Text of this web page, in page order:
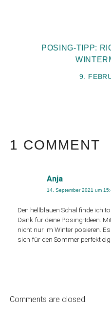
POSING-TIPP:
9.
1 COMMENT
Anja
14. September 2021 um
Den hellblauen Schal finde ich
Dank für deine Posing-Ideen.
nicht nur im Winter posieren.
sich für den Sommer perfekt
Comments are closed.